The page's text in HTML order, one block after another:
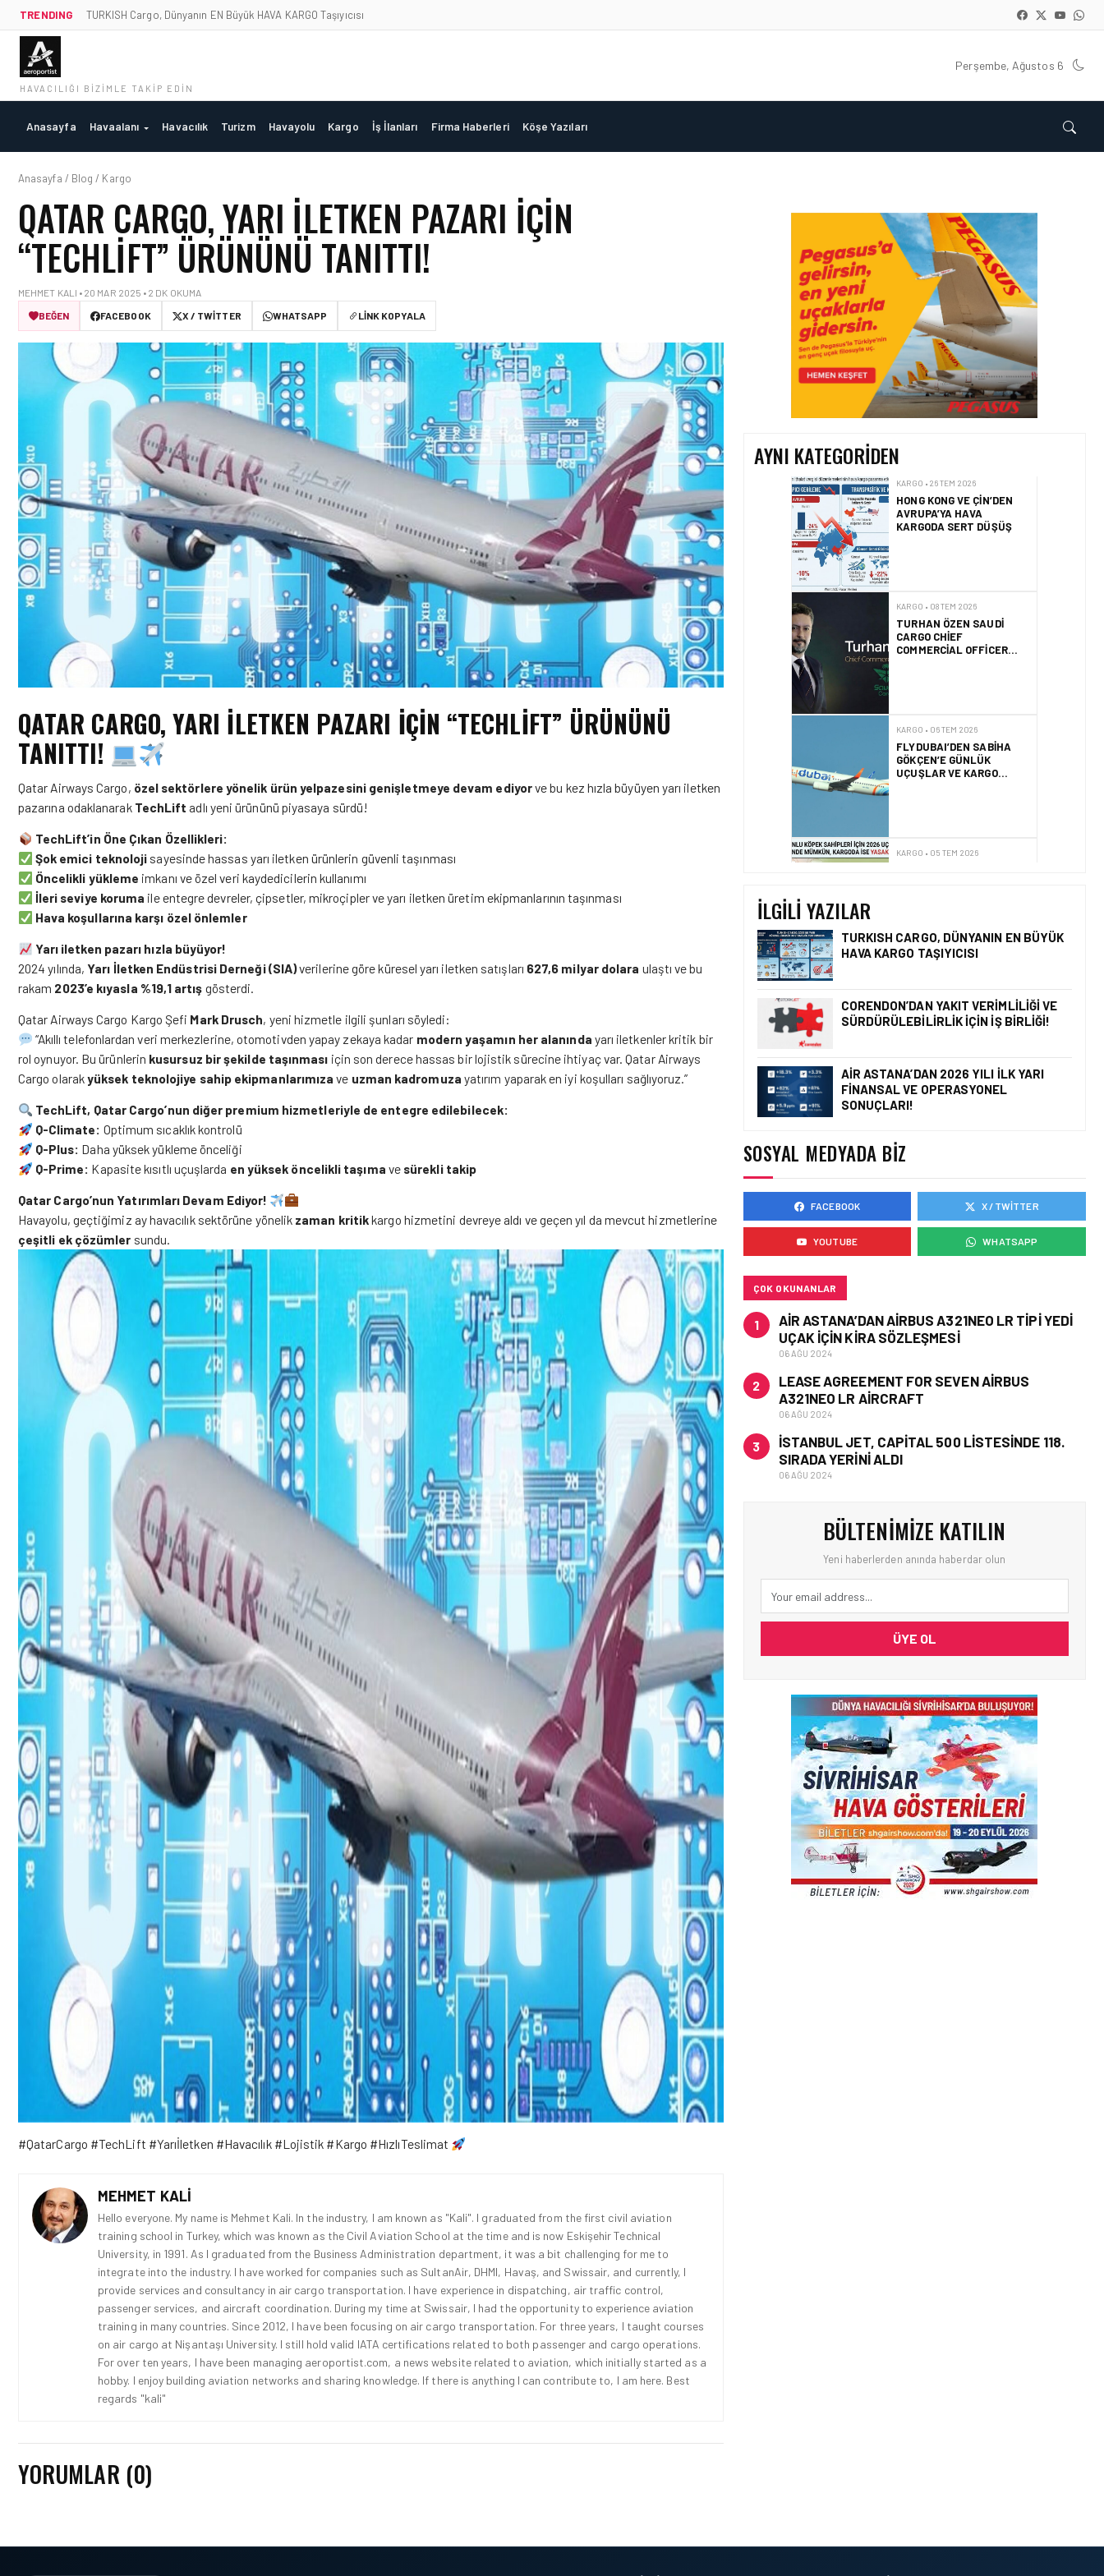
TRENDING TURKISH Cargo, Dünyanın EN Büyük HAVA KARGO Taşıyıcısı
HAVACILIĞI BIZIMLE TAKIP EDIN
Perşembe, Ağustos 6
Anasayfa Havaalanı Havacılık Turizm Havayolu Kargo İş İlanları Firma Haberleri Köşe Yazıları
Anasayfa / Blog / Kargo
QATAR CARGO, YARI İLETKEN PAZARI İÇIN
“TECHLIFT” ÜRÜNÜNÜ TANITTI!
MEHMET KALI • 20 MAR 2025 • 2 DK OKUMA
BEĞEN
FACEBOOK X / TWITTER WHATSAPP LINK KOPYALA
QATAR CARGO, YARI İLETKEN PAZARI İÇIN “TECHLIFT” ÜRÜNÜNÜ
TANITTI!
Qatar Airways Cargo, özel sektörlere yönelik ürün yelpazesini genişletmeye devam ediyorve bu kez hızla büyüyen yarı iletken
pazarına odaklanarak TechLift adlı yeni ürününü piyasaya sürdü!
TechLift’in Öne Çıkan Özellikleri:
Şok emici teknoloji sayesinde hassas yarı iletken ürünlerin güvenli taşınması
Öncelikli yükleme imkanı ve özel veri kaydedicilerin kullanımı
İleri seviye koruma ile entegre devreler, çipsetler, mikroçipler ve yarı iletken üretim ekipmanlarının taşınması
Hava koşullarına karşı özel önlemler
Yarı iletken pazarı hızla büyüyor!
2024 yılında, Yarı İletken Endüstrisi Derneği (SIA)verilerine göre küresel yarı iletken satışları 627,6 milyar dolara ulaştı ve bu
rakam 2023’e kıyasla %19,1 artış gösterdi.
Qatar Airways Cargo Kargo Şefi Mark Drusch, yeni hizmetle ilgili şunları söyledi:
“Akıllı telefonlardan veri merkezlerine, otomotivden yapay zekaya kadar modern yaşamın her alanında yarı iletkenler kritik bir
rol oynuyor. Bu ürünlerin kusursuz bir şekilde taşınması için son derece hassas bir lojistik sürecine ihtiyaç var. Qatar Airways
Cargo olarakyüksek teknolojiye sahip ekipmanlarımıza ve uzman kadromuza yatırım yaparak en iyi koşulları sağlıyoruz.”
TechLift, Qatar Cargo’nun diğer premium hizmetleriyle de entegre edilebilecek:
Q-Climate: Optimum sıcaklık kontrolü
Q-Plus: Daha yüksek yükleme önceliği
Q-Prime: Kapasite kısıtlı uçuşlarda en yüksek öncelikli taşıma ve sürekli takip
Qatar Cargo’nun Yatırımları Devam Ediyor!
Havayolu, geçtiğimiz ay havacılık sektörüne yönelik zaman kritikkargo hizmetini devreye aldı ve geçen yıl da mevcut hizmetlerine
çeşitli ek çözümler sundu.
#QatarCargo #TechLift #Yarıİletken #Havacılık #Lojistik #Kargo #HızlıTeslimat
MEHMET KALI
Hello everyone. My name is Mehmet Kali. In the industry, I am known as "Kali". I graduated from the first civil aviation
training school in Turkey, which was known as the Civil Aviation School at the time and is now Eskişehir Technical
University, in 1991. As I graduated from the Business Administration department, it was a bit challenging for me to
integrate into the industry. I have worked for companies such as SultanAir, DHMI, Havaş, and Swissair, and currently, I
provide services and consultancy in air cargo transportation. I have experience in dispatching, air traffic control,
passenger services, and aircraft coordination. During my time at Swissair, I had the opportunity to experience aviation
training in many countries. Since 2012, I have been focusing on air cargo transportation. For three years, I taught courses
on air cargo at Nişantaşı University. I still hold valid IATA certifications related to both passenger and cargo operations.
For over ten years, I have been managing aeroportist.com, a news website related to aviation, which initially started as a
hobby. I enjoy building aviation networks and sharing knowledge. If there is anything I can contribute to, I am here. Best
regards "kali"
YORUMLAR (0)
AYNI KATEGORIDEN
KARGO • 05 AĞU 2026
KARGO GELIRLERINDEKI
‘LÜK BÜYÜMENIN TEMEL
SEBEPLERI NELERDIR?
KARGO • 26 TEM 2026
HONG KONG VE ÇIN’DEN
AVRUPA’YA HAVA
KARGODA SERT DÜŞÜŞ
TURHAN ÖZEN SAUDI
CARGO CHIEF
COMMERCIAL OFFICER
OLDU
FLYDUBAI’DEN SABIHA
GÖKÇEN’E GÜNLÜK
UÇUŞLAR VE KARGO
HIZMETI BAŞLADI!
BASIK BURUNLU KÖPEK
SAHIPLERI IÇIN 2026
UÇUŞ REHBERI
‘LÜK BÜYÜMENIN TEMEL
SEBEPLERI NELERDIR?
KARGO • 26 TEM 2026
HONG KONG VE ÇIN’DEN
KARGO • 08 TEM 2026
TURHAN ÖZEN SAUDI
COMMERCIAL OFFICER
İLGILI YAZILAR
TURKISH CARGO, DÜNYANIN EN BÜYÜK
HAVA KARGO TAŞIYICISI
CORENDON’DAN YAKIT VERIMLILIĞI VE
SÜRDÜRÜLEBILIRLIK IÇIN İŞ BIRLIĞI!
AIR ASTANA’DAN 2026 YILI İLK YARI
FINANSAL VE OPERASYONEL
SONUÇLARI!
SOSYAL MEDYADA BIZ
FACEBOOK X / TWITTER
YOUTUBE WHATSAPP
ÇOK OKUNANLAR
1
AIR ASTANA’DAN AIRBUS A321NEO LR TIPI YEDI
UÇAK IÇIN KIRA SÖZLEŞMESI
06 AĞU 2024
2
LEASE AGREEMENT FOR SEVEN AIRBUS
A321NEO LR AIRCRAFT
06 AĞU 2024
3
İSTANBUL JET, CAPITAL 500 LISTESINDE 118.
SIRADA YERINI ALDI
06 AĞU 2024
BÜLTENIMIZE KATILIN
Yeni haberlerden anında haberdar olun
ÜYE OL